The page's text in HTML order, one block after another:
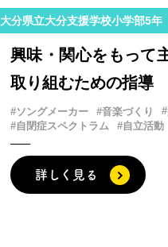
大分県立大分支援学校小学部5年
興味・関心をもって
取り組むための指導
#ソングメーカー #音楽づくり
#自閉症スペクトラム
#自立活動
詳しく見る